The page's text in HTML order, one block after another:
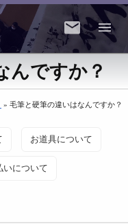
んですか？
» 毛筆と硬筆の違いはなんですか？
お道具について
いについて